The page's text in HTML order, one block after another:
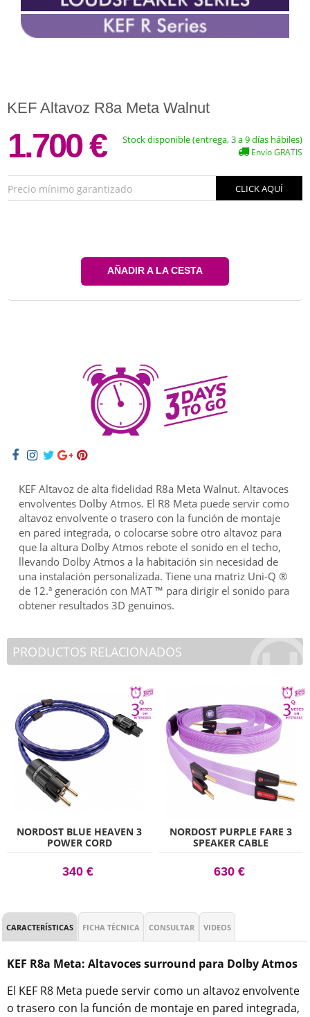
KEF Altavoz R8a Meta Walnut
1.700 € Stock disponible (entrega, 3 a 9 días hábiles)
Envío GRATIS
Precio mínimo garantizado CLICK AQUÍ
AÑADIR A LA CESTA
KEF Altavoz de alta fidelidad R8a Meta Walnut. Altavoces
envolventes Dolby Atmos. El R8 Meta puede servir como
altavoz envolvente o trasero con la función de montaje
en pared integrada, o colocarse sobre otro altavoz para
que la altura Dolby Atmos rebote el sonido en el techo,
llevando Dolby Atmos a la habitación sin necesidad de
una instalación personalizada. Tiene una matriz Uni-Q ®
de 12.ª generación con MAT ™ para dirigir el sonido para
obtener resultados 3D genuinos.
PRODUCTOS RELACIONADOS
NORDOST BLUE HEAVEN 3
POWER CORD
340 €
NORDOST PURPLE FARE 3
SPEAKER CABLE
630 €
CARACTERÍSTICAS FICHA TÉCNICA CONSULTAR VIDEOS
KEF R8a Meta: Altavoces surround para Dolby Atmos
El KEF R8 Meta puede servir como un altavoz envolvente
o trasero con la función de montaje en pared integrada,